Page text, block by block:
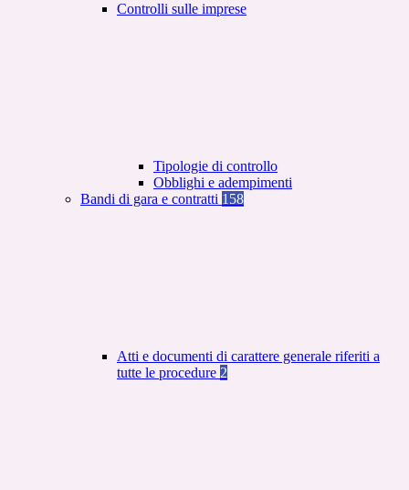
Controlli sulle imprese
Tipologie di controllo
Obblighi e adempimenti
Bandi di gara e contratti 158
Atti e documenti di carattere generale riferiti a
tutte le procedure 2